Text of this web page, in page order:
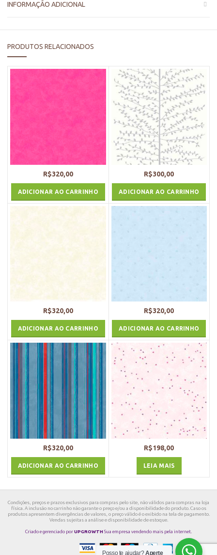
INFORMAÇÃO ADICIONAL
PRODUTOS RELACIONADOS
R$320,00
ADICIONAR AO CARRINHO
R$300,00
ADICIONAR AO CARRINHO
R$320,00
ADICIONAR AO CARRINHO
R$320,00
ADICIONAR AO CARRINHO
R$320,00
ADICIONAR AO CARRINHO
R$198,00
LEIA MAIS
Condições, preços e prazos exclusivos para compras pelo site, não válidos para compras na loja
física. A inclusão no carrinho não garante o preço e/ou a disponibilidade do produto. Caso os
produtos apresentem divergências de valores, o preço válido é o exibido na tela de pagamento.
Vendas sujeitas a análise e disponibilidade de estoque.
Criado e gerenciado porUPGROWTHSua empresa vendendo mais pela internet.
Posso te ajudar?Aperte